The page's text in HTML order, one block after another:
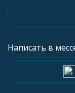
Написать в